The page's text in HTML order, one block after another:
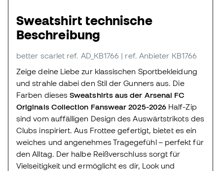
Sweatshirt technische
Beschreibung
better scarlet ref. AD_KB1766 | ref. Anbieter KB1766
Zeige deine Liebe zur klassischen Sportbekleidung
und strahle dabei den Stil der Gunners aus. Die
Farben diesesSweatshirts aus der Arsenal FC
Originals Collection Fanswear 2025-2026 Half-Zip
sind vom auffälligen Design des Auswärtstrikots des
Clubs inspiriert. Aus Frottee gefertigt, bietet es ein
weiches und angenehmes Tragegefühl – perfekt für
den Alltag. Der halbe Reißverschluss sorgt für
Vielseitigkeit und ermöglicht es dir, Look und